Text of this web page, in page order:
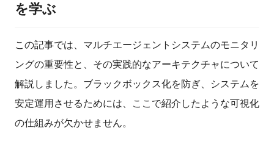
を学ぶ
この記事では、マルチエージェントシステムのモニタリ
ングの重要性と、その実践的なアーキテクチャについて
解説しました。ブラックボックス化を防ぎ、システムを
安定運用させるためには、ここで紹介したような可視化
の仕組みが欠かせません。